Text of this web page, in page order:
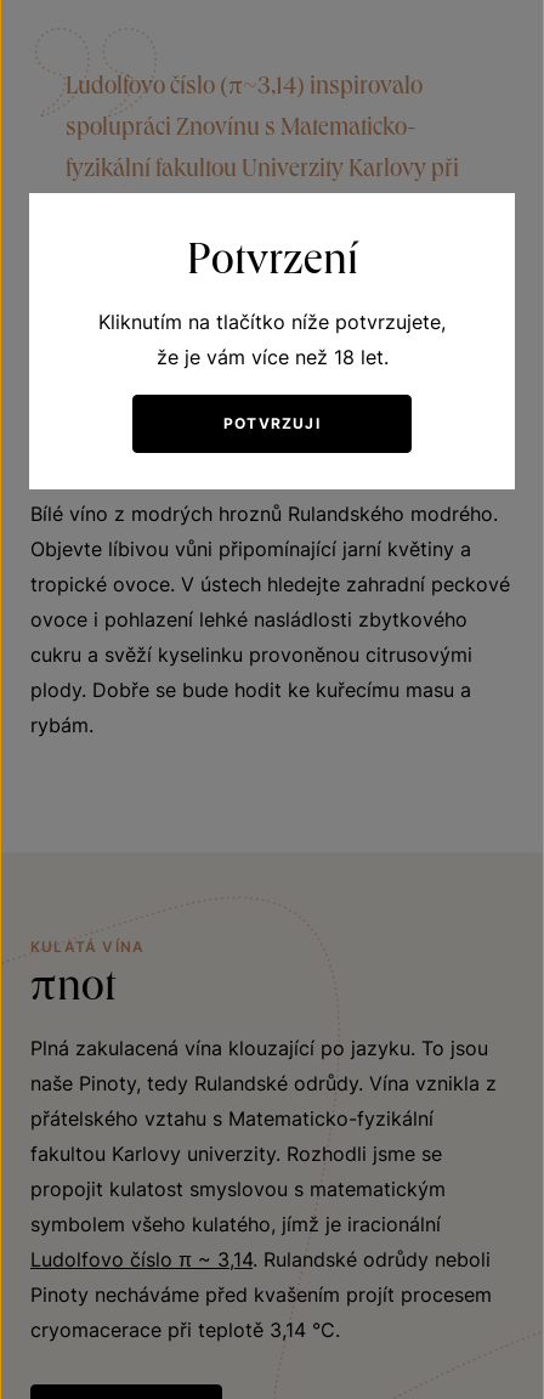
Ludolfovo číslo (π~3,14) inspirovalo
spolupráci Znovínu s Matematicko-
fyzikální fakultou Univerzity Karlovy při
cryomacerace hroznů bobule nejprve
následně lisují a kvasí.
Bílé víno z modrých hroznů Rulandského modrého.
Objevte líbivou vůni připomínající jarní květiny a
tropické ovoce. V ústech hledejte zahradní peckové
ovoce i pohlazení lehké nasládlosti zbytkového
cukru a svěží kyselinku provoněnou citrusovými
plody. Dobře se bude hodit ke kuřecímu masu a
rybám.
KULATÁ VÍNA
πnot
Plná zakulacená vína klouzající po jazyku. To jsou
naše Pinoty, tedy Rulandské odrůdy. Vína vznikla z
přátelského vztahu s Matematicko-fyzikální
fakultou Karlovy univerzity. Rozhodli jsme se
propojit kulatost smyslovou s matematickým
symbolem všeho kulatého, jímž je iracionální
Ludolfovo číslo π ~ 3,14. Rulandské odrůdy neboli
Pinoty necháváme před kvašením projít procesem
cryomacerace při teplotě 3,14 °C.
Potvrzení
Kliknutím na tlačítko níže potvrzujete,
že je vám více než 18 let.
POTVRZUJI